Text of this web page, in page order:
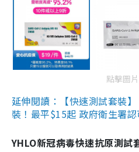
點擊圖
延伸閱讀：【快速測試套裝
裝！最平$15起 政府衛生署
YHLO新冠病毒快速抗原測試